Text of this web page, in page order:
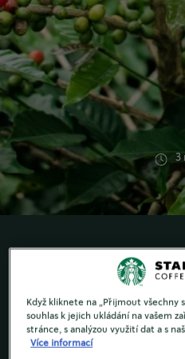
3
Nejdůležitější
Zrnka. Zde jsou důvody,
Když kliknete na „Přijmout
souhlas k jejich ukládání na vašem
stránce, s analýzou využití dat a s
Více informací